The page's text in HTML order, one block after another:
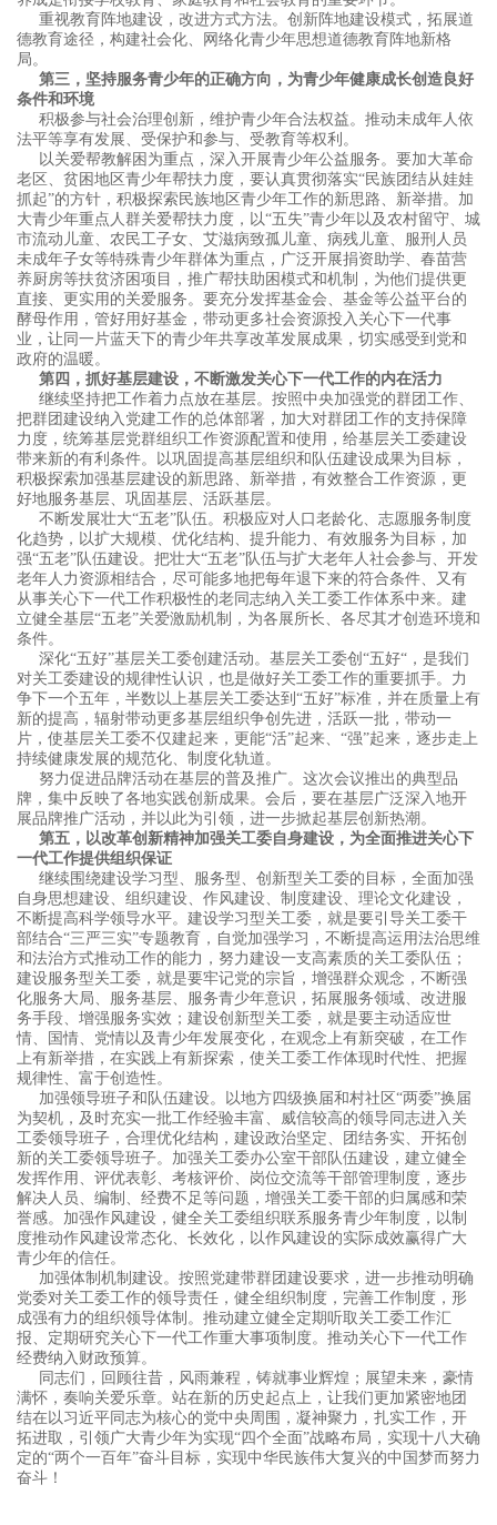
重视教育阵地建设，改进方式方法。创新阵地建设模式，拓展道
德教育途径，构建社会化、网络化青少年思想道德教育阵地新格
局。
第三，坚持服务青少年的正确方向，为青少年健康成长创造良好
条件和环境
积极参与社会治理创新，维护青少年合法权益。推动未成年人依
法平等享有发展、受保护和参与、受教育等权利。
以关爱帮教解困为重点，深入开展青少年公益服务。要加大革命
老区、贫困地区青少年帮扶力度，要认真贯彻落实“民族团结从娃娃
抓起”的方针，积极探索民族地区青少年工作的新思路、新举措。加
大青少年重点人群关爱帮扶力度，以“五失”青少年以及农村留守、城
市流动儿童、农民工子女、艾滋病致孤儿童、病残儿童、服刑人员
未成年子女等特殊青少年群体为重点，广泛开展捐资助学、春苗营
养厨房等扶贫济困项目，推广帮扶助困模式和机制，为他们提供更
直接、更实用的关爱服务。要充分发挥基金会、基金等公益平台的
酵母作用，管好用好基金，带动更多社会资源投入关心下一代事
业，让同一片蓝天下的青少年共享改革发展成果，切实感受到党和
政府的温暖。
第四，抓好基层建设，不断激发关心下一代工作的内在活力
继续坚持把工作着力点放在基层。按照中央加强党的群团工作、
把群团建设纳入党建工作的总体部署，加大对群团工作的支持保障
力度，统筹基层党群组织工作资源配置和使用，给基层关工委建设
带来新的有利条件。以巩固提高基层组织和队伍建设成果为目标，
积极探索加强基层建设的新思路、新举措，有效整合工作资源，更
好地服务基层、巩固基层、活跃基层。
不断发展壮大“五老”队伍。积极应对人口老龄化、志愿服务制度
化趋势，以扩大规模、优化结构、提升能力、有效服务为目标，加
强“五老”队伍建设。把壮大“五老”队伍与扩大老年人社会参与、开发
老年人力资源相结合，尽可能多地把每年退下来的符合条件、又有
从事关心下一代工作积极性的老同志纳入关工委工作体系中来。建
立健全基层“五老”关爱激励机制，为各展所长、各尽其才创造环境和
条件。
深化“五好”基层关工委创建活动。基层关工委创“五好“，是我们
对关工委建设的规律性认识，也是做好关工委工作的重要抓手。力
争下一个五年，半数以上基层关工委达到“五好”标准，并在质量上有
新的提高，辐射带动更多基层组织争创先进，活跃一批，带动一
片，使基层关工委不仅建起来，更能“活”起来、“强”起来，逐步走上
持续健康发展的规范化、制度化轨道。
努力促进品牌活动在基层的普及推广。这次会议推出的典型品
牌，集中反映了各地实践创新成果。会后，要在基层广泛深入地开
展品牌推广活动，并以此为引领，进一步掀起基层创新热潮。
第五，以改革创新精神加强关工委自身建设，为全面推进关心下
一代工作提供组织保证
继续围绕建设学习型、服务型、创新型关工委的目标，全面加强
自身思想建设、组织建设、作风建设、制度建设、理论文化建设，
不断提高科学领导水平。建设学习型关工委，就是要引导关工委干
部结合“三严三实”专题教育，自觉加强学习，不断提高运用法治思维
和法治方式推动工作的能力，努力建设一支高素质的关工委队伍；
建设服务型关工委，就是要牢记党的宗旨，增强群众观念，不断强
化服务大局、服务基层、服务青少年意识，拓展服务领域、改进服
务手段、增强服务实效；建设创新型关工委，就是要主动适应世
情、国情、党情以及青少年发展变化，在观念上有新突破，在工作
上有新举措，在实践上有新探索，使关工委工作体现时代性、把握
规律性、富于创造性。
加强领导班子和队伍建设。以地方四级换届和村社区“两委”换届
为契机，及时充实一批工作经验丰富、威信较高的领导同志进入关
工委领导班子，合理优化结构，建设政治坚定、团结务实、开拓创
新的关工委领导班子。加强关工委办公室干部队伍建设，建立健全
发挥作用、评优表彰、考核评价、岗位交流等干部管理制度，逐步
解决人员、编制、经费不足等问题，增强关工委干部的归属感和荣
誉感。加强作风建设，健全关工委组织联系服务青少年制度，以制
度推动作风建设常态化、长效化，以作风建设的实际成效赢得广大
青少年的信任。
加强体制机制建设。按照党建带群团建设要求，进一步推动明确
党委对关工委工作的领导责任，健全组织制度，完善工作制度，形
成强有力的组织领导体制。推动建立健全定期听取关工委工作汇
报、定期研究关心下一代工作重大事项制度。推动关心下一代工作
经费纳入财政预算。
同志们，回顾往昔，风雨兼程，铸就事业辉煌；展望未来，豪情
满怀，奏响关爱乐章。站在新的历史起点上，让我们更加紧密地团
结在以习近平同志为核心的党中央周围，凝神聚力，扎实工作，开
拓进取，引领广大青少年为实现“四个全面”战略布局，实现十八大确
定的“两个一百年”奋斗目标，实现中华民族伟大复兴的中国梦而努力
奋斗！